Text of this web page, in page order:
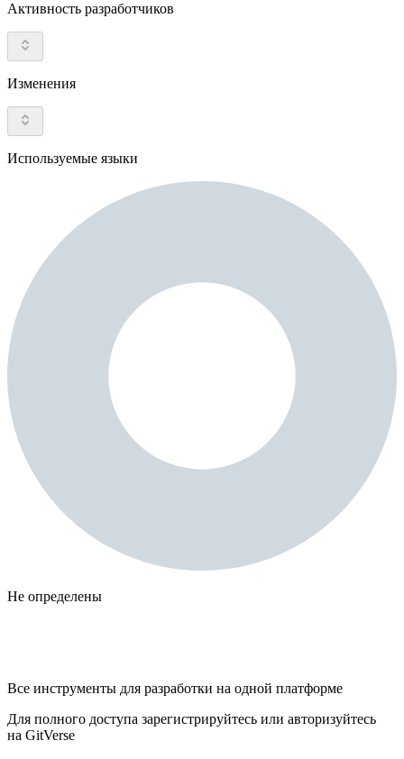
Активность разработчиков
Изменения
Используемые языки
Не определены
Все инструменты для разработки на одной платформе
Для полного доступа зарегистрируйтесь или авторизуйтесь
на GitVerse